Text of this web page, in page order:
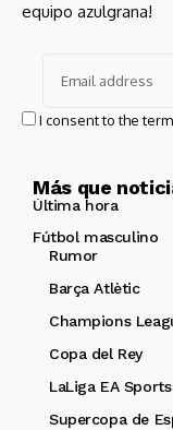
equipo azulgrana!
I consent to the
Más que
Última hora
Fútbol masculino
Rumor
Barça Atlètic
Champions
Copa del Rey
LaLiga EA Sports
Supercopa de